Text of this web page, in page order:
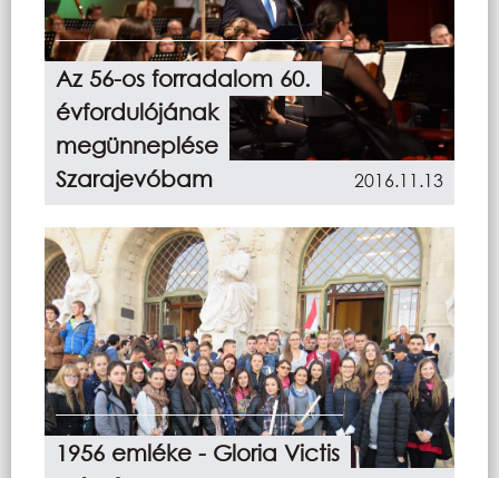
Az 56-os forradalom 60.
évfordulójának
megünneplése
Szarajevóbam
2016.11.13
1956 emléke - Gloria Victis